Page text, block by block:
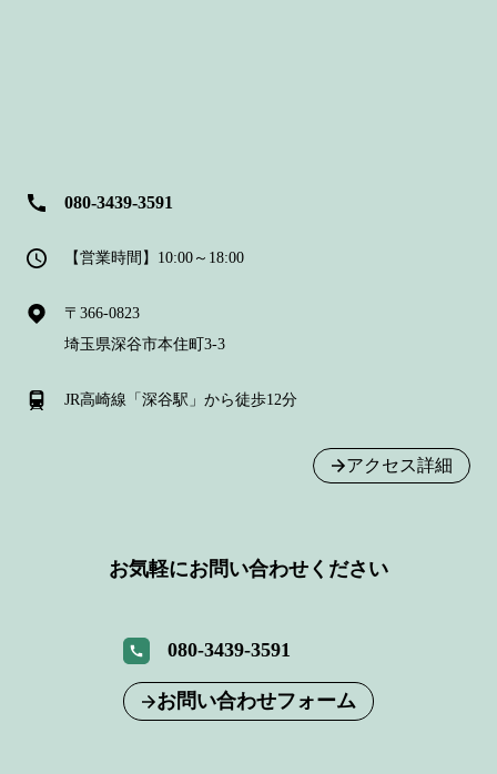
080-3439-3591
【営業時間】10:00～18:00
〒366-0823
埼玉県深谷市本住町3-3
JR高崎線「深谷駅」から徒歩12分
アクセス詳細
お気軽にお問い合わせください
080-3439-3591
お問い合わせフォーム